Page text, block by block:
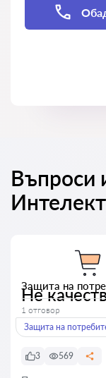
Въпроси
Защита на
Не
1 отговор
Защита на
3 569